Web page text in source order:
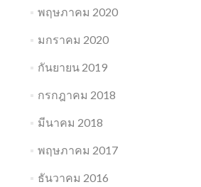
พฤษภาคม 2020
มกราคม 2020
กันยายน 2019
กรกฎาคม 2018
มีนาคม 2018
พฤษภาคม 2017
ธันวาคม 2016